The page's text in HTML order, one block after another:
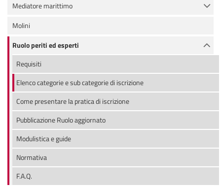
Mediatore marittimo
Molini
Ruolo periti ed esperti
Requisiti
Elenco categorie e sub categorie di iscrizione
Come presentare la pratica di iscrizione
Pubblicazione Ruolo aggiornato
Modulistica e guide
Normativa
F.A.Q.